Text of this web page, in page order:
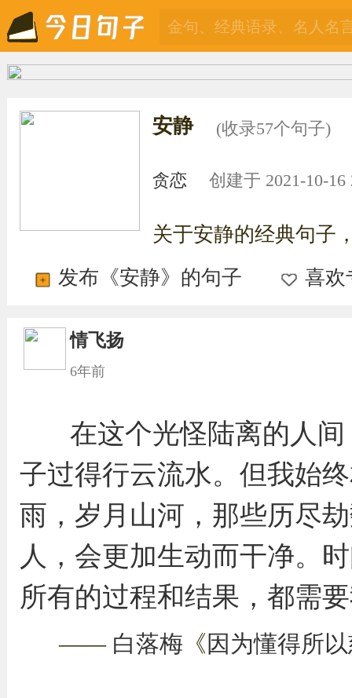
安静 (收录57个句子)
贪恋 创建于 2021-10-16
关于安静的经典句子
发布《安静》的句子
喜欢
情飞扬
6年前
在这个光怪陆离的人
子过得行云流水。但我始
雨，岁月山河，那些历尽
人，会更加生动而干净。
所有的过程和结果，都需
—— 白落梅 《因为懂得所